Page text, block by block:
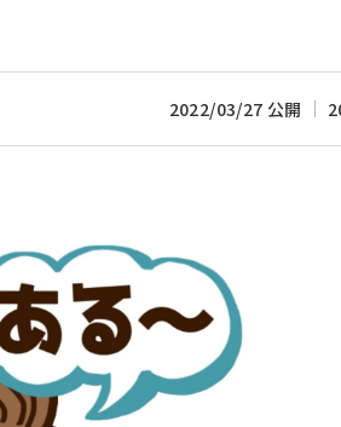
2022/03/27 公開